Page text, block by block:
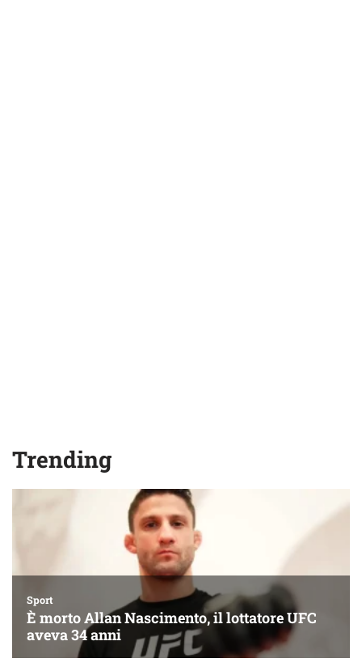
Trending